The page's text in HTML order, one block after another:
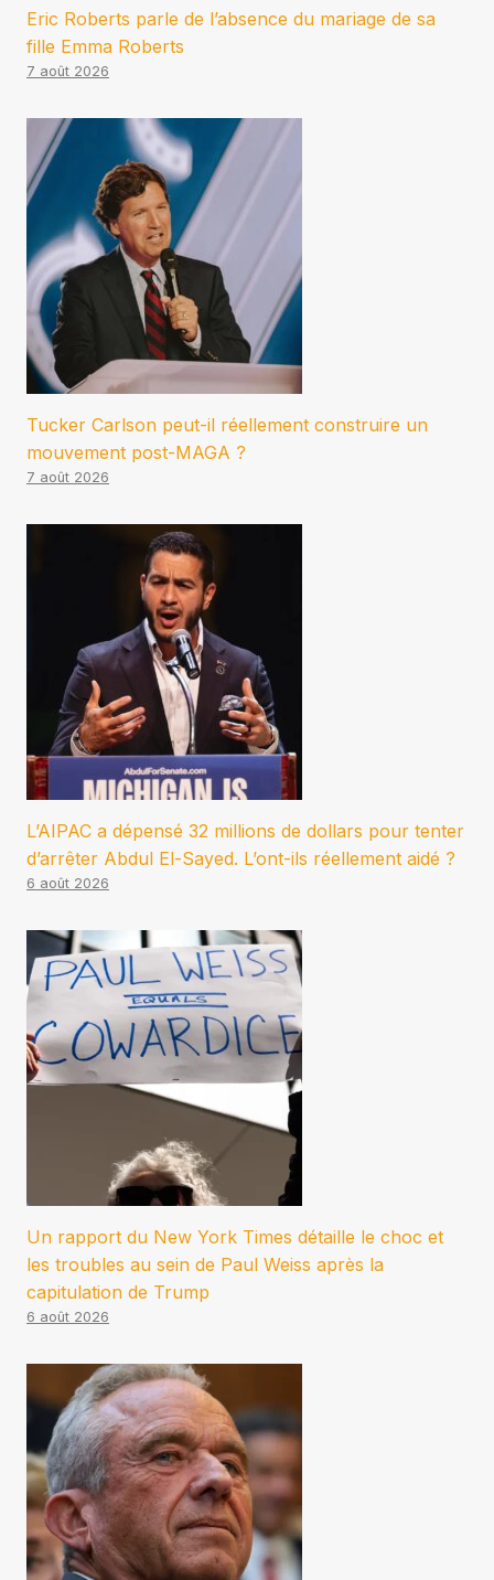
Eric Roberts parle de l’absence du mariage de sa
fille Emma Roberts
7 août 2026
Tucker Carlson peut-il réellement construire un
mouvement post-MAGA ?
7 août 2026
L’AIPAC a dépensé 32 millions de dollars pour tenter
d’arrêter Abdul El-Sayed. L’ont-ils réellement aidé ?
6 août 2026
Un rapport du New York Times détaille le choc et
les troubles au sein de Paul Weiss après la
capitulation de Trump
6 août 2026